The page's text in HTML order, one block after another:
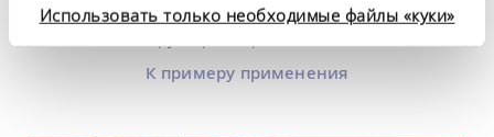
Использовать только необходимые файлы «куки»
Контроль температуры в научно-исследовательских и
обеспечения качества.
К примеру применения